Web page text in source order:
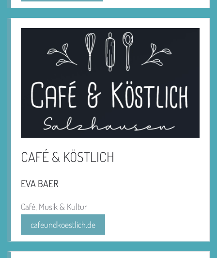
CAFÉ & KÖSTLICH
EVA BAER
Café, Musik & Kultur
cafeundkoestlich.de